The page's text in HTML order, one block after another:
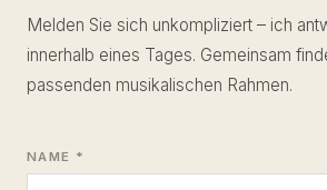
Melden Sie sich unkompliziert – ich
innerhalb eines Tages. Gemeinsam
passenden musikalischen Rahmen.
NAME *